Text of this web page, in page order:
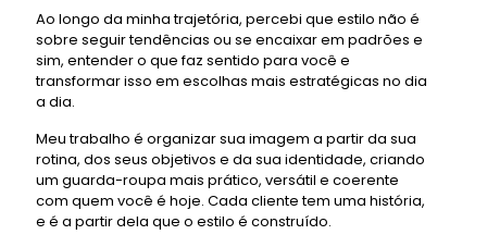
Ao longo da minha trajetória, percebi que estilo não é
sobre seguir tendências ou se encaixar em padrões e
sim, entender o que faz sentido para você e
transformar isso em escolhas mais estratégicas no dia
a dia.
Meu trabalho é organizar sua imagem a partir da sua
rotina, dos seus objetivos e da sua identidade, criando
um guarda-roupa mais prático, versátil e coerente
com quem você é hoje. Cada cliente tem uma história,
e é a partir dela que o estilo é construído.